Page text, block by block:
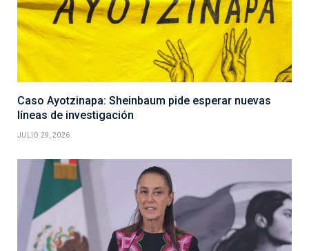
Caso Ayotzinapa: Sheinbaum pide esperar nuevas
líneas de investigación
JULIO 29, 2026